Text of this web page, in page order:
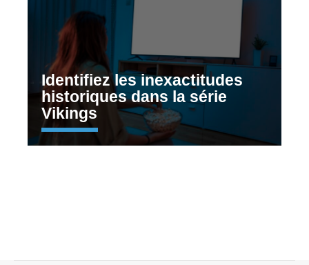
Identifiez les inexactitudes
historiques dans la série
Vikings